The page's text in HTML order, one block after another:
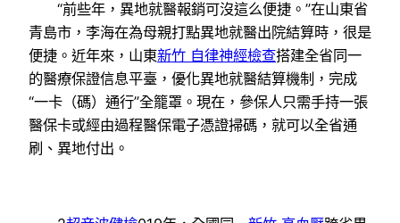
“前些年，異地就醫報銷可沒這么便捷。”在山東省
青島市，李海在為母親打點異地就醫出院結算時，很是
便捷。近年來，山東新竹 自律神經檢查搭建全省同一
的醫療保證信息平臺，優化異地就醫結算機制，完成
“一卡（碼）通行”全籠罩。現在，參保人只需手持一張
醫保卡或經由過程醫保電子憑證掃碼，就可以全省通
刷、異地付出。